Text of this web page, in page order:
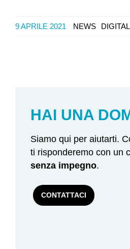
9 APRILE 2021 NEWS
HAI UNA
Siamo qui per aiutarti.
ti risponderemo con un
senza impegno.
CONTATTACI